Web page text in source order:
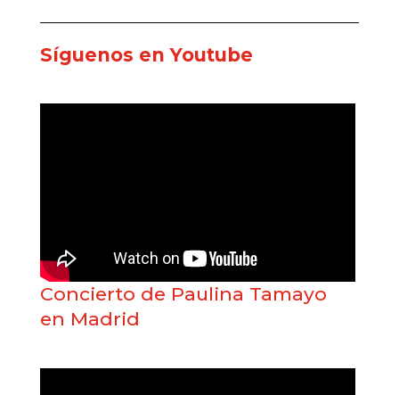
Síguenos en Youtube
Concierto de Paulina Tamayo
en Madrid